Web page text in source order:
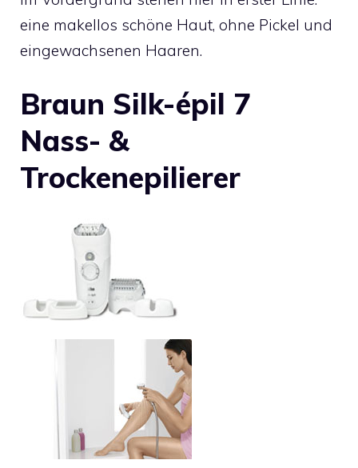
eine makellos schöne Haut, ohne Pickel und
eingewachsenen Haaren.
Braun Silk-épil 7
Nass- &
Trockenepilierer